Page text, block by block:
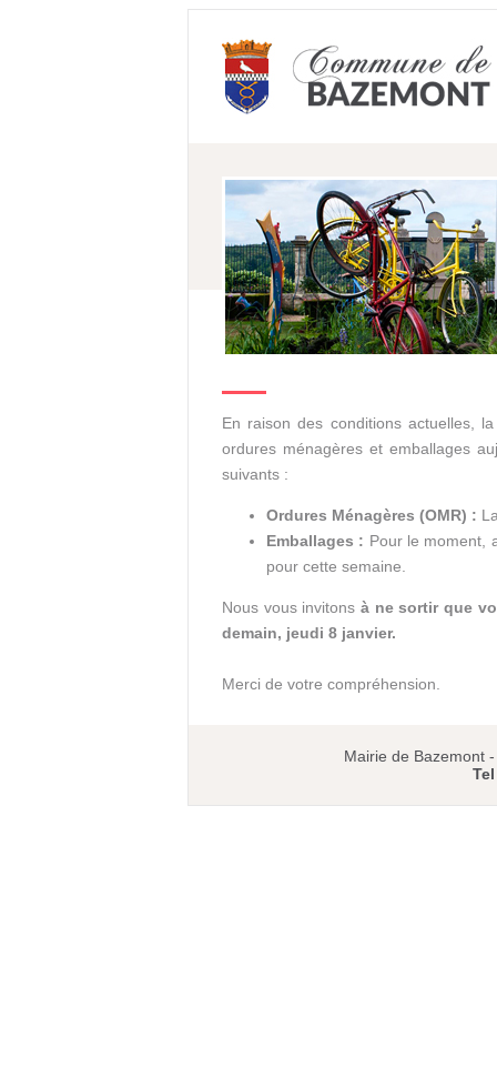
En raison des conditions actuelles,
ordures ménagères et emballages
suivants :
Ordures Ménagères (OMR) :
Emballages : Pour le moment,
pour cette semaine.
Nous vous invitons à ne sortir que
demain, jeudi 8 janvier.
Merci de votre compréhension.
Mairie de Bazemont